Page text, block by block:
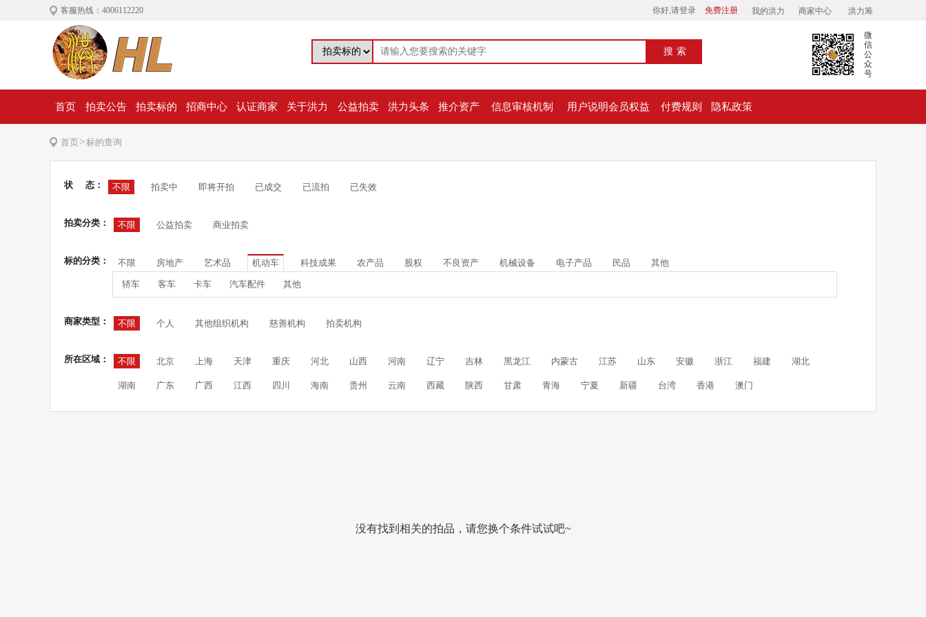
客服热线：4006112220 你好,请登录 免费注册 我的洪力 商家中心 洪力筹
搜索
微
信
公
众
号
首页 拍卖公告 拍卖标的 招商中心 认证商家 关于洪力 公益拍卖 洪力头条 推介资产 信息审核机制 用户说明会员权益 付费规则 隐私政策
首页>标的查询
状 态： 不限 拍卖中 即将开拍 已成交 已流拍 已失效
拍卖分类： 不限 公益拍卖 商业拍卖
标的分类： 不限 房地产 艺术品 机动车 科技成果 农产品 股权 不良资产 机械设备 电子产品 民品 其他
轿车 客车 卡车 汽车配件 其他
商家类型： 不限 个人 其他组织机构 慈善机构 拍卖机构
所在区域： 不限 北京 上海 天津 重庆 河北 山西 河南 辽宁 吉林 黑龙江 内蒙古 江苏 山东 安徽 浙江 福建 湖北
湖南 广东 广西 江西 四川 海南 贵州 云南 西藏 陕西 甘肃 青海 宁夏 新疆 台湾 香港 澳门
没有找到相关的拍品，请您换个条件试试吧~